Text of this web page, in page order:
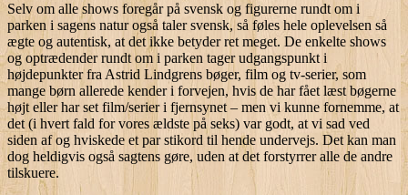
Selv om alle shows foregår på svensk og figurerne rundt om i
parken i sagens natur også taler svensk, så føles hele oplevelsen så
ægte og autentisk, at det ikke betyder ret meget. De enkelte shows
og optrædender rundt om i parken tager udgangspunkt i
højdepunkter fra Astrid Lindgrens bøger, film og tv-serier, som
mange børn allerede kender i forvejen, hvis de har fået læst bøgerne
højt eller har set film/serier i fjernsynet – men vi kunne fornemme, at
det (i hvert fald for vores ældste på seks) var godt, at vi sad ved
siden af og hviskede et par stikord til hende undervejs. Det kan man
dog heldigvis også sagtens gøre, uden at det forstyrrer alle de andre
tilskuere.